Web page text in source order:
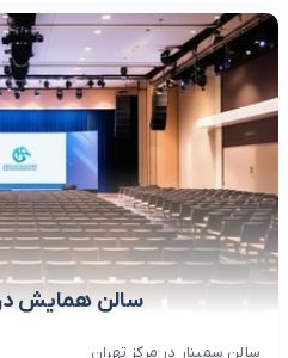
سالن همایش در
سالن سمینار در مرکز تهران